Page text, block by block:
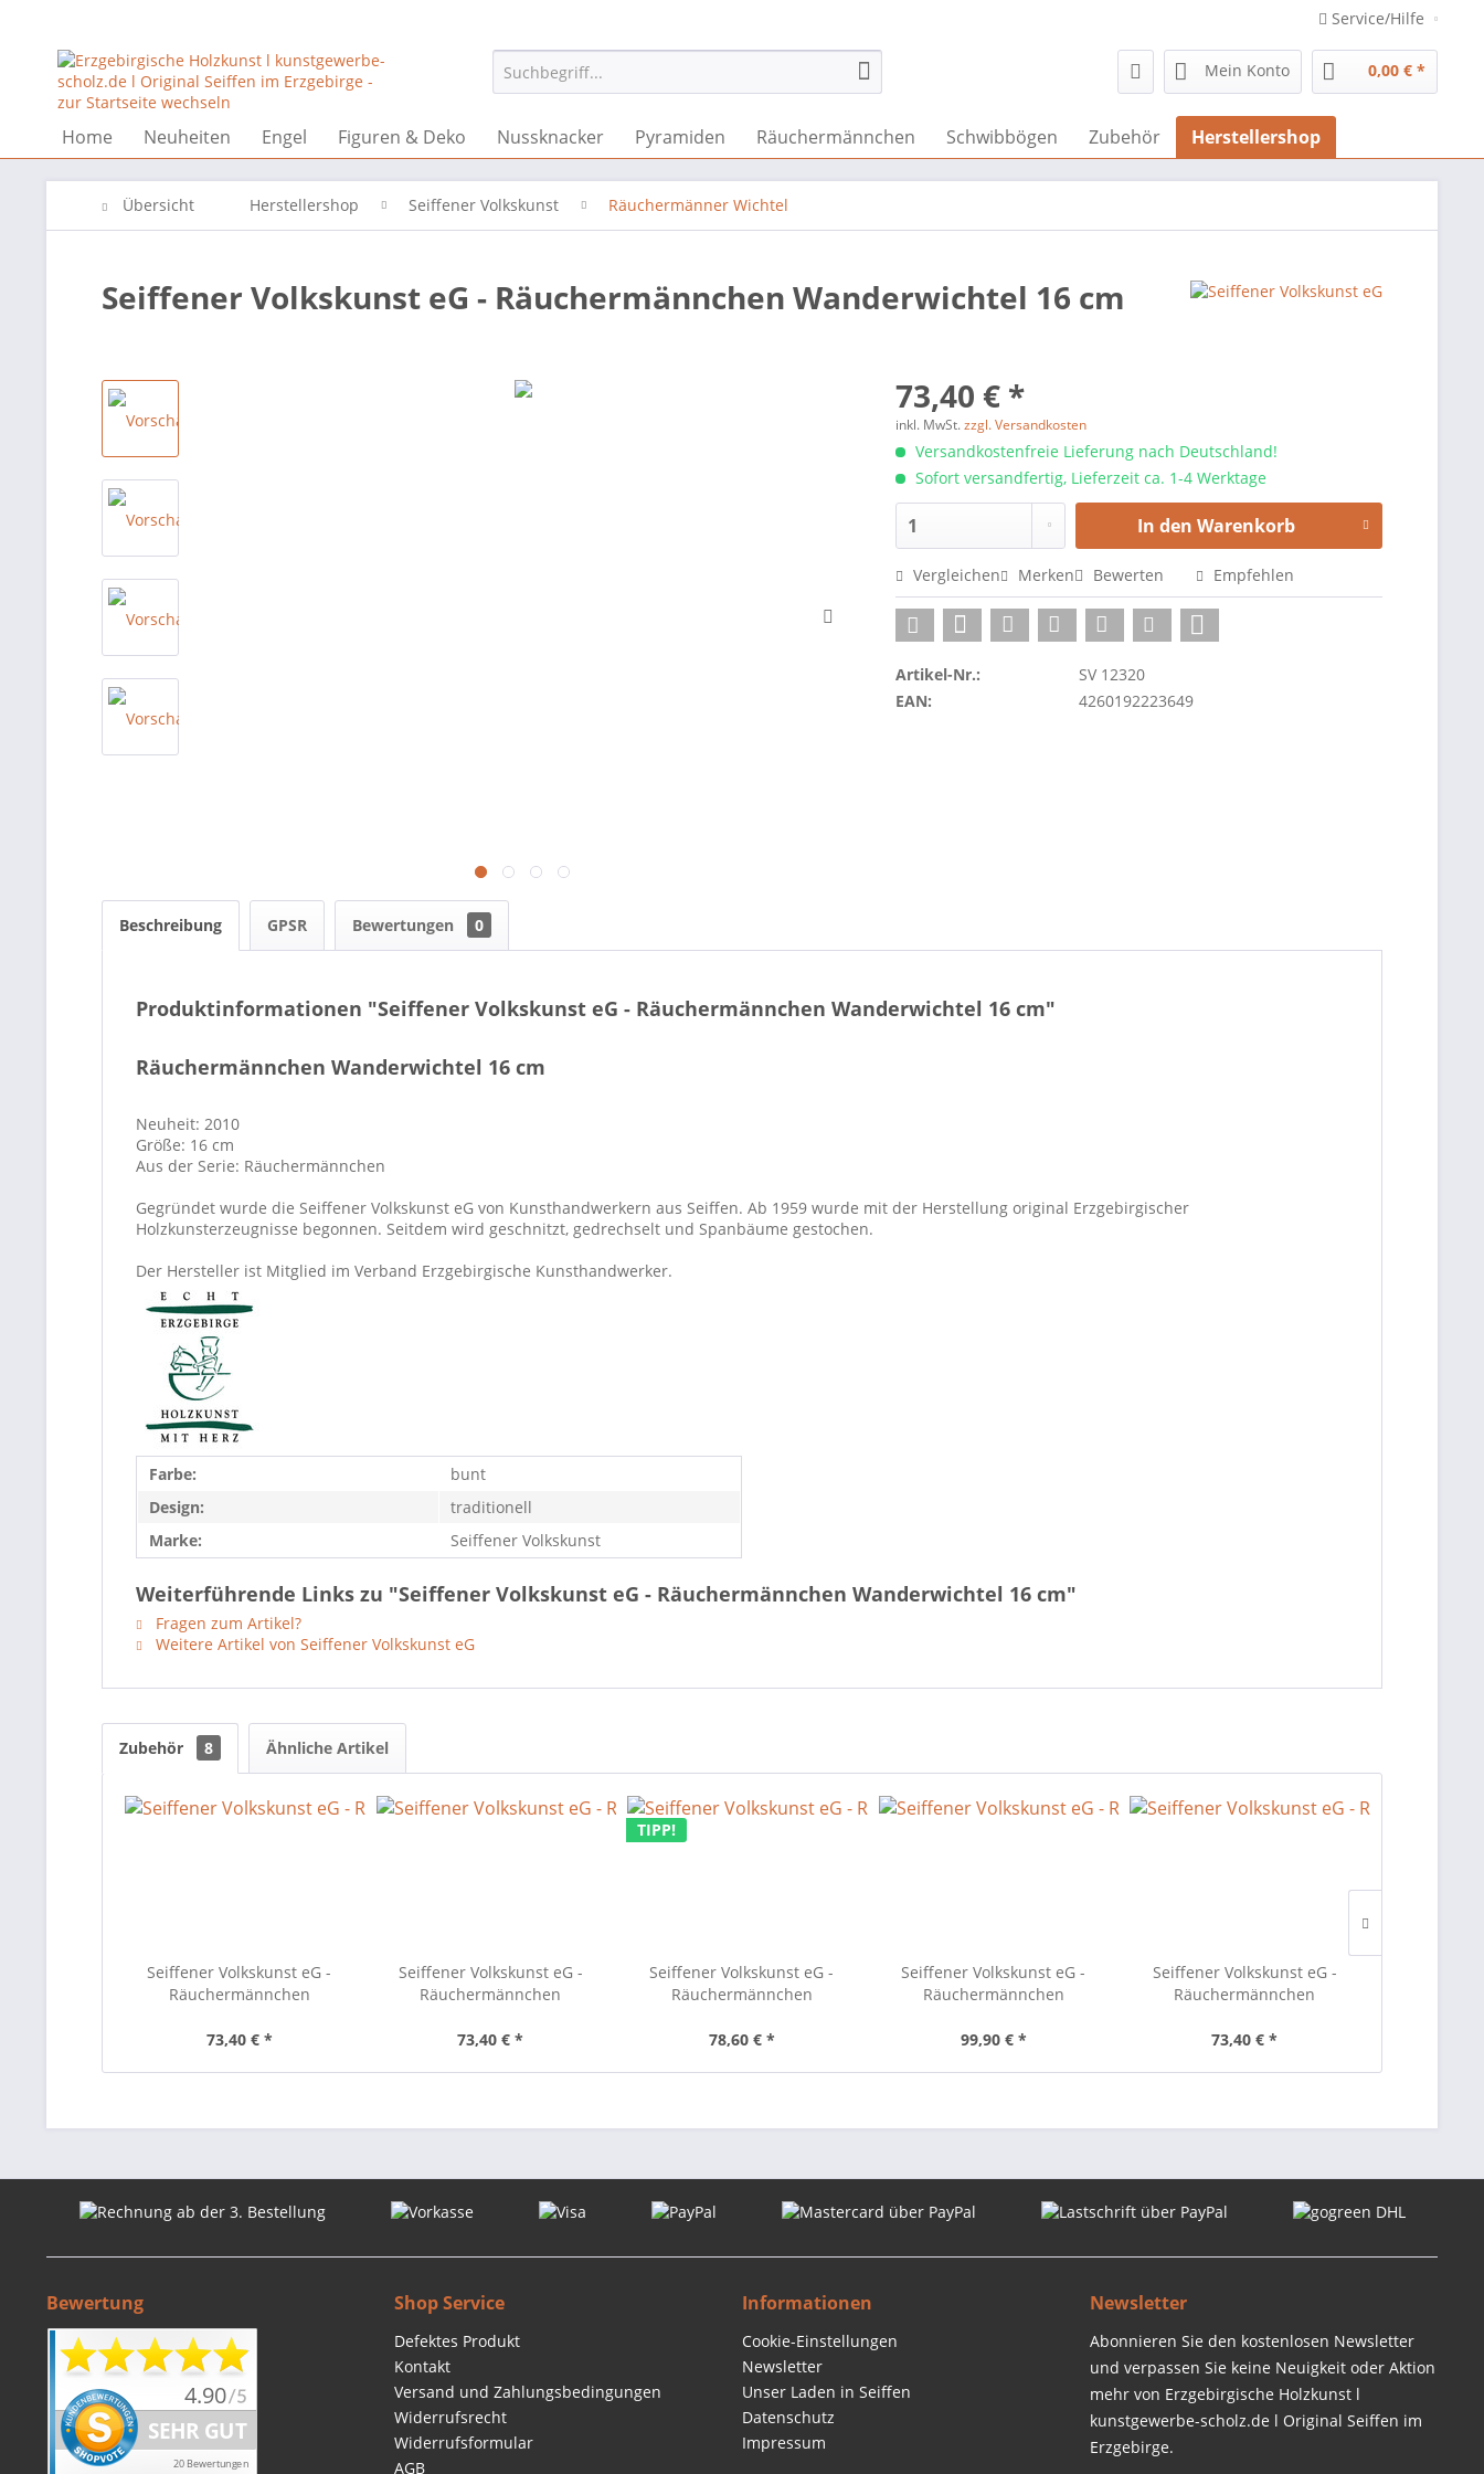
Service/Hilfe
Mein Konto 0,00 € *
Home Neuheiten Engel Figuren & Deko Nussknacker Pyramiden Räuchermännchen Schwibbögen Zubehör Herstellershop
Übersicht Herstellershop Seiffener Volkskunst Räuchermänner Wichtel
Seiffener Volkskunst eG - Räuchermännchen Wanderwichtel 16 cm
73,40 € *
inkl. MwSt.zzgl. Versandkosten
Versandkostenfreie Lieferung nach Deutschland!
Sofort versandfertig, Lieferzeit ca. 1-4 Werktage
In den Warenkorb
Vergleichen Merken Bewerten Empfehlen
Artikel-Nr.:
SV 12320
EAN:
4260192223649
Beschreibung GPSR Bewertungen 0
Produktinformationen "Seiffener Volkskunst eG - Räuchermännchen Wanderwichtel 16 cm"
Räuchermännchen Wanderwichtel 16 cm
Neuheit: 2010
Größe: 16 cm
Aus der Serie: Räuchermännchen
Gegründet wurde die Seiffener Volkskunst eG von Kunsthandwerkern aus Seiffen. Ab 1959 wurde mit der Herstellung original Erzgebirgischer
Holzkunsterzeugnisse begonnen. Seitdem wird geschnitzt, gedrechselt und Spanbäume gestochen.
Der Hersteller ist Mitglied im Verband Erzgebirgische Kunsthandwerker.
Farbe:
bunt
Design:
traditionell
Marke:
Seiffener Volkskunst
Weiterführende Links zu "Seiffener Volkskunst eG - Räuchermännchen Wanderwichtel 16 cm"
Fragen zum Artikel?
Weitere Artikel von Seiffener Volkskunst eG
Zubehör 8 Ähnliche Artikel
Seiffener Volkskunst eG -
Räuchermännchen
73,40 € *
Seiffener Volkskunst eG -
Räuchermännchen
73,40 € *
TIPP!
Seiffener Volkskunst eG -
Räuchermännchen
78,60 € *
Seiffener Volkskunst eG -
Räuchermännchen
Schlitten 16 cm
99,90 € *
Seiffener Volkskunst eG -
Räuchermännchen
73,40 € *
Bewertung Shop Service
Defektes Produkt
Kontakt
Versand und Zahlungsbedingungen
Widerrufsrecht
Widerrufsformular
AGB
Informationen
Cookie-Einstellungen
Newsletter
Unser Laden in Seiffen
Datenschutz
Impressum
Newsletter
Abonnieren Sie den kostenlosen Newsletter
und verpassen Sie keine Neuigkeit oder Aktion
mehr von Erzgebirgische Holzkunst l
kunstgewerbe-scholz.de l Original Seiffen im
Erzgebirge.